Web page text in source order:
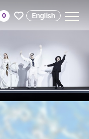
0 English